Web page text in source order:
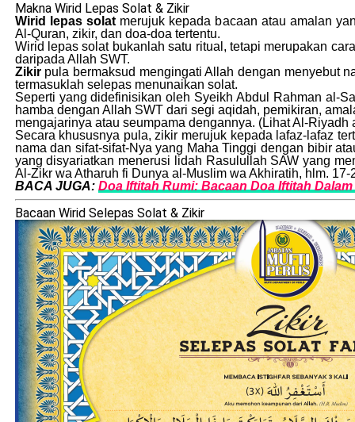
Makna Wirid Lepas Solat & Zikir
Wirid lepas solat merujuk kepada bacaan atau amalan
Al-Quran, zikir, dan doa-doa tertentu.
Wirid lepas solat bukanlah satu ritual, tetapi merupakan
daripada Allah SWT.
Zikirpula bermaksud mengingati Allah dengan menyebut
termasuklah selepas menunaikan solat.
Seperti yang didefinisikan oleh Syeikh Abdul Rahman al-
hamba dengan Allah SWT dari segi aqidah, pemikiran,
mengajarinya atau seumpama dengannya. (Lihat Al-Riyadh
Secara khususnya pula, zikir merujuk kepada lafaz-lafaz
nama dan sifat-sifat-Nya yang Maha Tinggi dengan bibir
yang disyariatkan menerusi lidah Rasulullah SAW yang
Al-Zikr wa Atharuh fi Dunya al-Muslim wa Akhiratih, hlm. 17-
BACA JUGA: Doa Iftitah Rumi: Bacaan Doa Iftitah
Bacaan Wirid Selepas Solat & Zikir